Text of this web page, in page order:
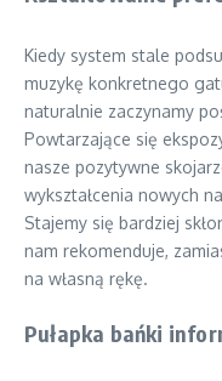
Kiedy system stale
muzykę konkretnego
naturalnie zaczynamy
Powtarzające się
nasze pozytywne
wykształcenia nowych
Stajemy się bardziej
nam rekomenduje,
na własną rękę.
Pułapka bańki